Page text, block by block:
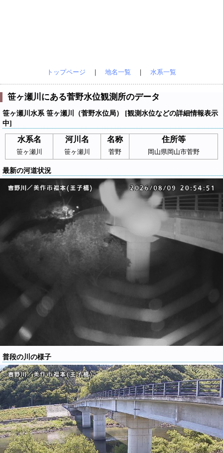
トップページ ｜ 地名一覧 ｜ 水系一覧
笹ヶ瀬川にある菅野水位観測所のデータ
笹ヶ瀬川水系 笹ヶ瀬川（菅野水位局） [観測水位などの詳細情報表示
中]
水系名 河川名 名称 住所等
笹ヶ瀬川 笹ヶ瀬川 菅野 岡山県岡山市菅野
最新の河道状況
普段の川の様子